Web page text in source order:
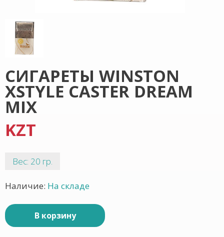
СИГАРЕТЫ WINSTON
XSTYLE CASTER DREAM
MIX
KZT
Вес: 20 гр.
Наличие: На складе
В корзину